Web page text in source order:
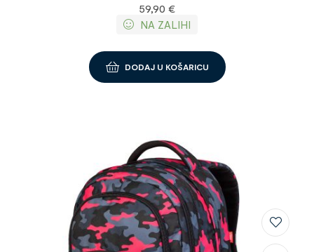
59,90 €
NA ZALIHI
DODAJ U KOŠARICU